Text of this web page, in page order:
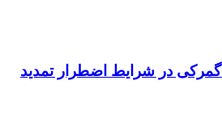
در شرایط اضطرار تمدید